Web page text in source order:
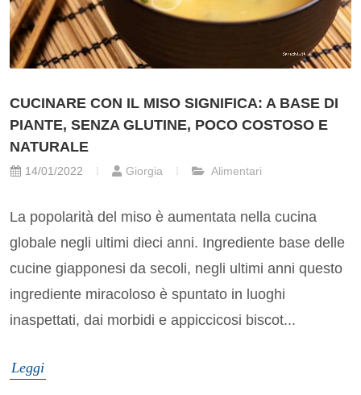
CUCINARE CON IL MISO SIGNIFICA: A BASE DI
PIANTE, SENZA GLUTINE, POCO COSTOSO E
NATURALE
14/01/2022 Giorgia Alimentari
La popolarità del miso è aumentata nella cucina
globale negli ultimi dieci anni. Ingrediente base delle
cucine giapponesi da secoli, negli ultimi anni questo
ingrediente miracoloso è spuntato in luoghi
inaspettati, dai morbidi e appiccicosi biscot...
Leggi